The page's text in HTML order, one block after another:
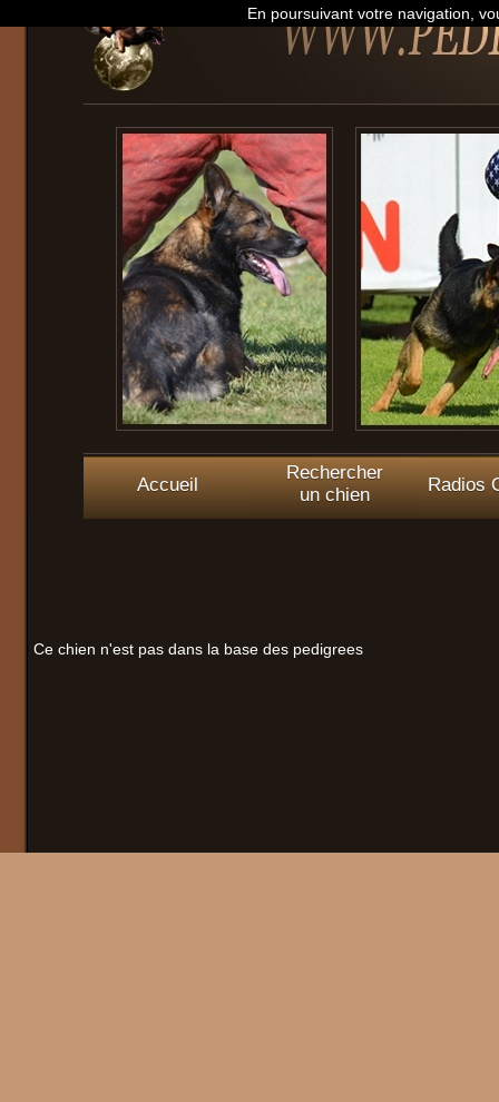
Accueil
Rechercher
un chien
Radios
Ce chien n'est pas dans la base des pedigrees
En poursuivant votre navigation,